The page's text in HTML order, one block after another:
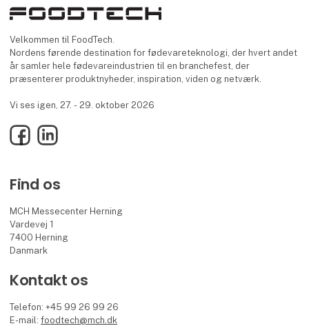
Velkommen til FoodTech.
Nordens førende destination for fødevareteknologi, der hvert andet
år samler hele fødevareindustrien til en branchefest, der
præsenterer produktnyheder, inspiration, viden og netværk.
Vi ses igen, 27. - 29. oktober 2026
FacebookLinkedIn
Find os
MCH Messecenter Herning
Vardevej 1
7400 Herning
Danmark
Kontakt os
Telefon: +45 99 26 99 26
E-mail:foodtech@mch.dk